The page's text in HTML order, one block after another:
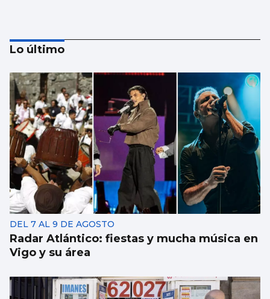
BÁDMINTON
Carulla y Fernández afrontan unos cruces
difíciles en el Mundial de Nueva Delhi
Lo último
DEL 7 AL 9 DE AGOSTO
Radar Atlántico: fiestas y mucha música en
Vigo y su área